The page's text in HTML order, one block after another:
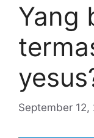
Yang
September 12,